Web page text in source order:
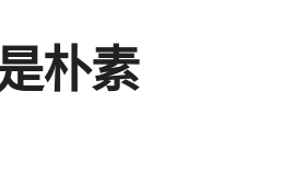
朴素